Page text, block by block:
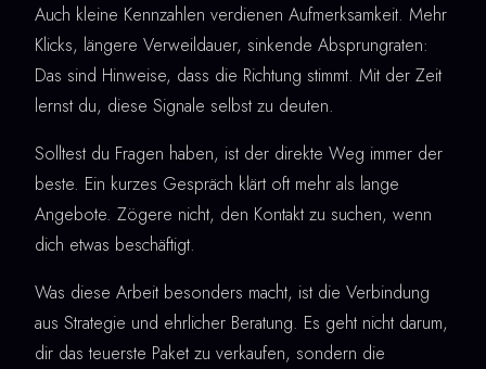
Auch kleine Kennzahlen verdienen Aufmerksamkeit. Mehr
Klicks, längere Verweildauer, sinkende Absprungraten:
Das sind Hinweise, dass die Richtung stimmt. Mit der Zeit
lernst du, diese Signale selbst zu deuten.
Solltest du Fragen haben, ist der direkte Weg immer der
beste. Ein kurzes Gespräch klärt oft mehr als lange
Angebote. Zögere nicht, den Kontakt zu suchen, wenn
dich etwas beschäftigt.
Was diese Arbeit besonders macht, ist die Verbindung
aus Strategie und ehrlicher Beratung. Es geht nicht darum,
dir das teuerste Paket zu verkaufen, sondern die